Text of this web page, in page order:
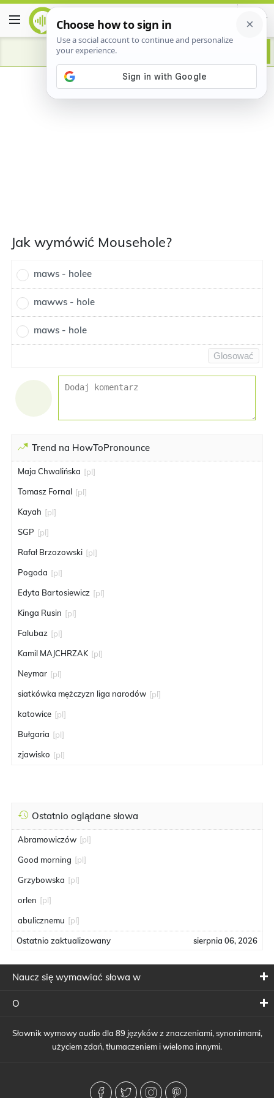
Jak wymówić Mousehole?
maws - holee
mawws - hole
maws - hole
Glosować
Trend na HowToPronounce
Maja Chwalińska [pl]
Tomasz Fornal [pl]
Kayah [pl]
SGP [pl]
Rafał Brzozowski [pl]
Pogoda [pl]
Edyta Bartosiewicz [pl]
Kinga Rusin [pl]
Falubaz [pl]
Kamil MAJCHRZAK [pl]
Neymar [pl]
siatkówka mężczyzn liga narodów [pl]
katowice [pl]
Bułgaria [pl]
zjawisko [pl]
Ostatnio oglądane słowa
Abramowiczów [pl]
Good morning [pl]
Grzybowska [pl]
orlen [pl]
abulicznemu [pl]
Ostatnio zaktualizowany sierpnia 06, 2026
Naucz się wymawiać słowa w
O
Słownik wymowy audio dla 89 języków z znaczeniami, synonimami,
użyciem zdań, tłumaczeniem i wieloma innymi.